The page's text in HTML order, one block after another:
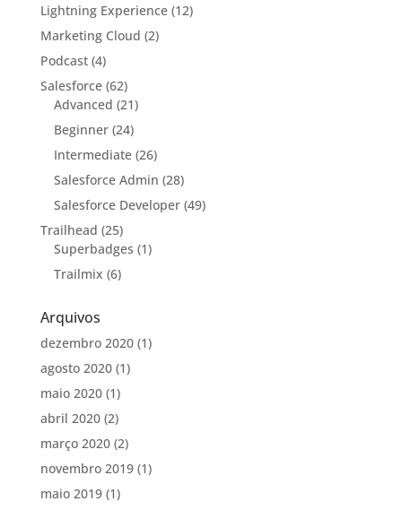
Lightning Experience(12)
Marketing Cloud (2)
Podcast(4)
Salesforce(62)
Advanced (21)
Beginner(24)
Intermediate(26)
Salesforce Admin (28)
Salesforce Developer(49)
Trailhead (25)
Superbadges (1)
Trailmix (6)
Arquivos
dezembro 2020(1)
agosto 2020(1)
maio 2020(1)
abril 2020(2)
março 2020(2)
novembro 2019(1)
maio 2019(1)